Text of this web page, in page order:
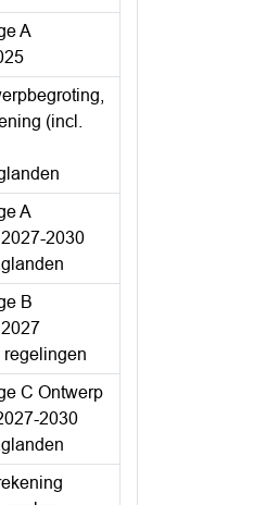
A
(incl.
A
2030
B
C Ontwerp
2030